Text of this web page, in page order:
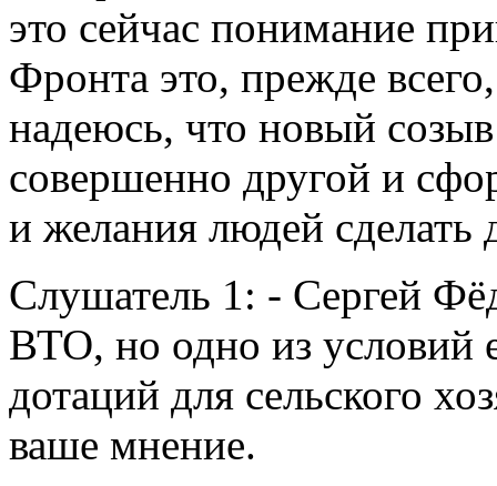
это сейчас понимание
Фронта это, прежде
надеюсь, что новый
совершенно другой и
и желания людей
Слушатель 1: - Сергей
ВТО, но одно из условий
дотаций для сельского
ваше мнение.